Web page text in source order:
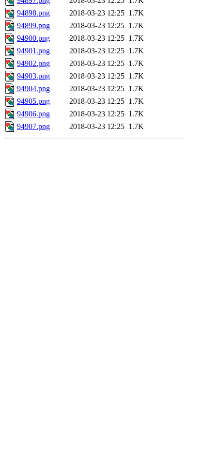
94898.png
2018-03-23 12:25 1.7K
94899.png
2018-03-23 12:25 1.7K
94900.png
2018-03-23 12:25 1.7K
94901.png
2018-03-23 12:25 1.7K
94902.png
2018-03-23 12:25 1.7K
94903.png
2018-03-23 12:25 1.7K
94904.png
2018-03-23 12:25 1.7K
94905.png
2018-03-23 12:25 1.7K
94906.png
2018-03-23 12:25 1.7K
94907.png
2018-03-23 12:25 1.7K